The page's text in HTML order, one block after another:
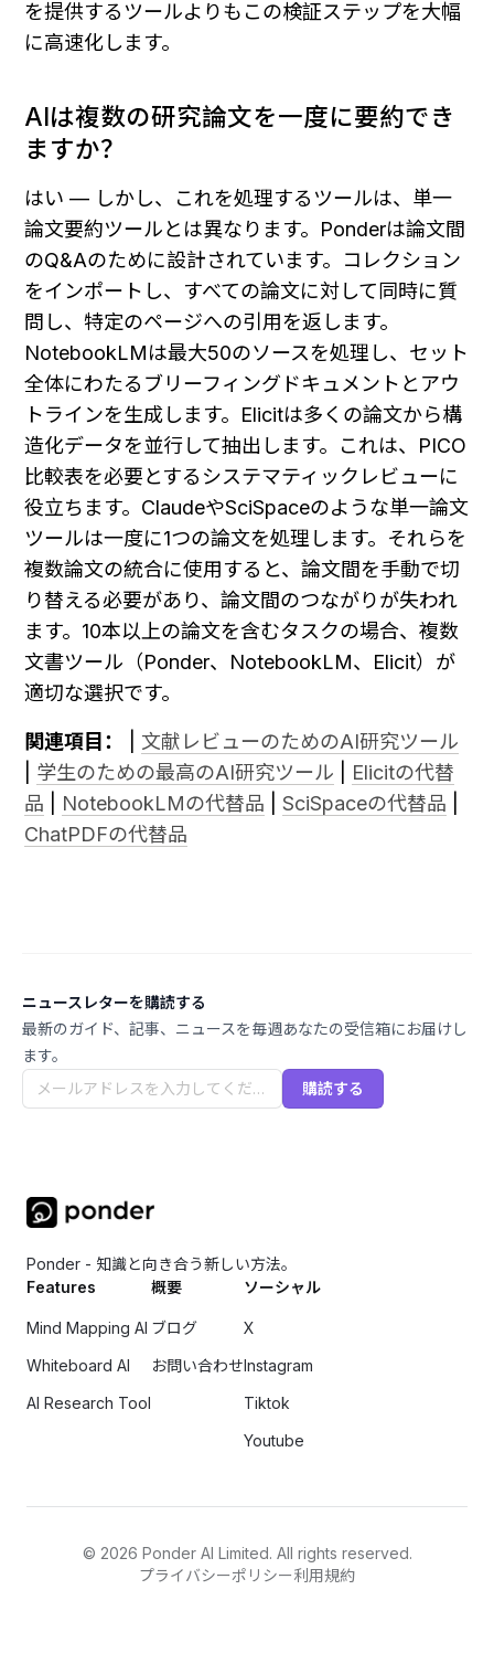
を提供するツールよりもこの検証ステップを大幅
に高速化します。
AIは複数の研究論文を一度に要約でき
ますか？
はい — しかし、これを処理するツールは、単一
論文要約ツールとは異なります。Ponderは論文間
のQ&Aのために設計されています。コレクション
をインポートし、すべての論文に対して同時に質
問し、特定のページへの引用を返します。
NotebookLMは最大50のソースを処理し、セット
全体にわたるブリーフィングドキュメントとアウ
トラインを生成します。Elicitは多くの論文から構
造化データを並行して抽出します。これは、PICO
比較表を必要とするシステマティックレビューに
役立ちます。ClaudeやSciSpaceのような単一論文
ツールは一度に1つの論文を処理します。それらを
複数論文の統合に使用すると、論文間を手動で切
り替える必要があり、論文間のつながりが失われ
ます。10本以上の論文を含むタスクの場合、複数
文書ツール（Ponder、NotebookLM、Elicit）が
適切な選択です。
関連項目：
文献レビューのためのAI研究ツール
学生のための最高のAI研究ツール
Elicitの代替
品
NotebookLMの代替品 SciSpaceの代替品
ChatPDFの代替品
ニュースレターを購読する
最新のガイド、記事、ニュースを毎週あなたの受信箱にお届けし
ます。
購読する
Ponder - 知識と向き合う新しい方法。
Features
Mind Mapping AI
Whiteboard AI
AI Research Tool
概要
ブログ
お問い合わせ
ソーシャル
X
Instagram
Tiktok
Youtube
© 2026 Ponder AI Limited. All rights reserved.
プライバシーポリシー利用規約